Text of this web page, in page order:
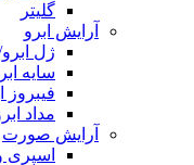
گلیتر
آرایش ابرو
ژل
سایه
فیبروز
مداد
آرایش صورت
اسپری